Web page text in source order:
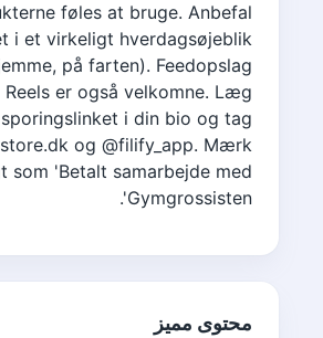
føles at bruge. Anbefal
i et virkeligt hverdagsøjeblik
på farten). Feedopslag
Reels er også velkomne. Læg
sporingslinket i din bio og tag
og @filify_app. Mærk
som 'Betalt samarbejde med
Gymgrossisten'.
محتوى مميز